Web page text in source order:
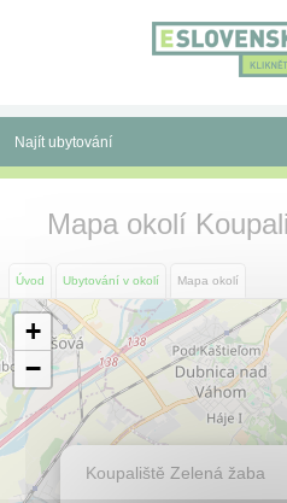
Najít ubytování
Autobusové zájezdy
Skupiny a konference
Před cestou
Atrakce
O nás
Mapa okolí
Úvod Ubytování v okolí Mapa okolí
Koupaliště Zelená žaba
+
−